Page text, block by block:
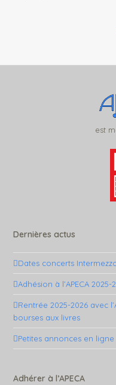
est
Dernières actus
Dates concerts
Adhésion à l’APECA
Rentrée 2025-2026 avec
bourses aux livres
Petites annonces en ligne
Adhérer à l’APECA